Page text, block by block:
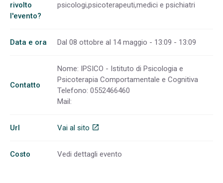
rivolto
l'evento?
psicologi,psicoterapeuti,medici e psichiatri
Data e ora Dal 08 ottobre al 14 maggio - 13:09 - 13:09
Contatto
Nome: IPSICO - Istituto di Psicologia e
Psicoterapia Comportamentale e Cognitiva
Telefono: 0552466460
Mail:
Url Vai al sito open_in_new
Costo Vedi dettagli evento